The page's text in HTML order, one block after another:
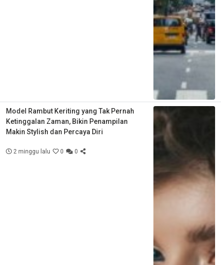
Model Rambut Keriting yang Tak Pernah
Ketinggalan Zaman, Bikin Penampilan
Makin Stylish dan Percaya Diri
2 minggu lalu 0 0